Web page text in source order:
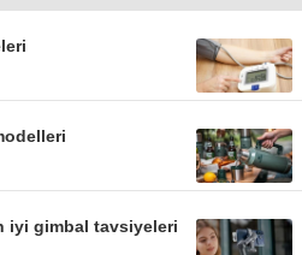
iyi gimbal tavsiyeleri